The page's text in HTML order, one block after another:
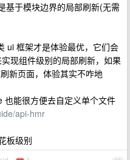
基于模块边界的局部刷新(无需
ui 框架才是体验最优，它们会
现组件级别的局部刷新，如果
新页面，体验其实不咋地
也能很方便去自定义单个文件
api-hmr
板级别